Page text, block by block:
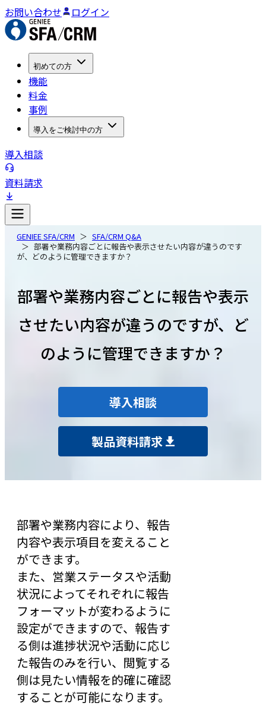
お問い合わせ ログイン
初めての方
機能
料金
事例
導入をご検討中の方
導入相談
資料請求
GENIEE SFA/CRM
SFA/CRM Q&A
部署や業務内容ごとに報告や表示させたい内容が違うのです
が、どのように管理できますか？
部署や業務内容ごとに報告や表示
させたい内容が違うのですが、ど
のように管理できますか？
導入相談
製品資料請求
部署や業務内容により、報告
内容や表示項目を変えること
ができます。
また、営業ステータスや活動
状況によってそれぞれに報告
フォーマットが変わるように
設定ができますので、報告す
る側は進捗状況や活動に応じ
た報告のみを行い、閲覧する
側は見たい情報を的確に確認
することが可能になります。